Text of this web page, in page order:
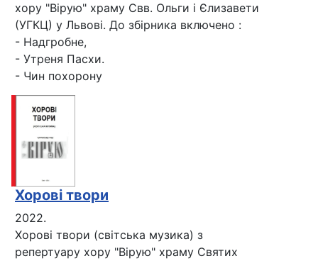
хору "Вірую" храму Свв. Ольги і Єлизавети
(УГКЦ) у Львові. До збірника включено :
- Надгробне,
- Утреня Пасхи.
- Чин похорону
Хорові твори
2022.
Хорові твори (світська музика) з
репертуару хору "Вірую" храму Святих